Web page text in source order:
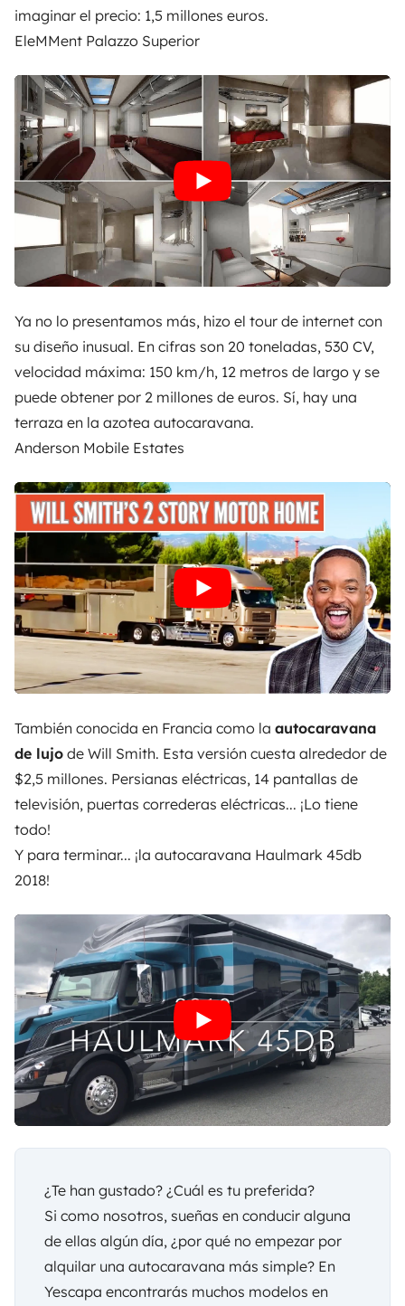
imaginar el precio: 1,5 millones euros.
EleMMent Palazzo Superior
Ya no lo presentamos más, hizo el tour de internet con
su diseño inusual. En cifras son 20 toneladas, 530 CV,
velocidad máxima: 150 km/h, 12 metros de largo y se
puede obtener por 2 millones de euros. Sí, hay una
terraza en la azotea autocaravana.
Anderson Mobile Estates
También conocida en Francia como la autocaravana
de lujo de Will Smith. Esta versión cuesta alrededor de
$2,5 millones. Persianas eléctricas, 14 pantallas de
televisión, puertas correderas eléctricas... ¡Lo tiene
todo!
Y para terminar... ¡la autocaravana Haulmark 45db
2018!
¿Te han gustado? ¿Cuál es tu preferida?
Si como nosotros, sueñas en conducir alguna
de ellas algún día, ¿por qué no empezar por
alquilar una autocaravana más simple? En
Yescapa encontrarás muchos modelos en